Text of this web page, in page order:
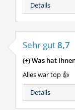
Details
Sehr gut8,7
(+) Was hat
Alles war top 👍
Details